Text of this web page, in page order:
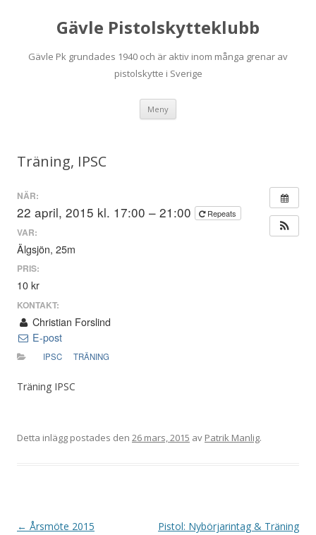
Gävle Pistolskytteklubb
Gävle Pk grundades 1940 och är aktiv inom många grenar av
pistolskytte i Sverige
Meny
Träning, IPSC
NÄR:
22 april, 2015 kl. 17:00 – 21:00 Repeats
VAR:
Älgsjön, 25m
PRIS:
10 kr
KONTAKT:
Christian Forslind
E-post
IPSC TRÄNING
Träning IPSC
Detta inlägg postades den 26 mars, 2015 av Patrik Manlig.
I← Årsmöte 2015
Pistol: Nybörjarintag & Träning